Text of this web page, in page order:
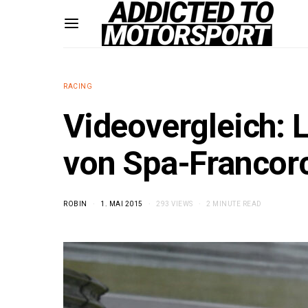
RACING
Videovergleich:
von Spa-
ROBIN 1. MAI 2015 293 VIEWS 2 MINUTE READ